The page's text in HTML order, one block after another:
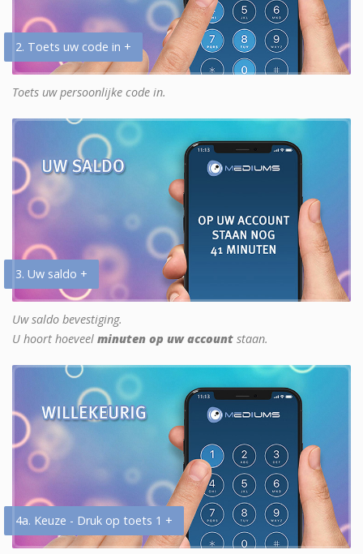
2. Toets uw code in +
Toets uw persoonlijke code in.
3. Uw saldo +
Uw saldo bevestiging.
U hoort hoeveel minuten op uw account staan.
4a. Keuze - Druk op toets 1 +